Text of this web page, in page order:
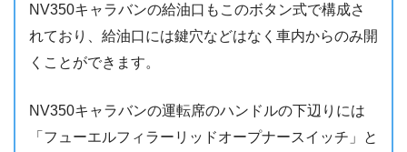
NV350キャラバンの給油口もこのボタン式で構成さ
れており、給油口には鍵穴などはなく車内からのみ開
くことができます。
NV350キャラバンの運転席のハンドルの下辺りには
「フューエルフィラーリッドオープナースイッチ」と